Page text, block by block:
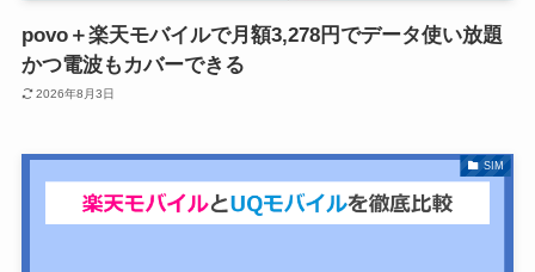
povo＋楽天モバイルで月額3,278円でデータ使い放題
かつ電波もカバーできる
2026年8月3日
SIM